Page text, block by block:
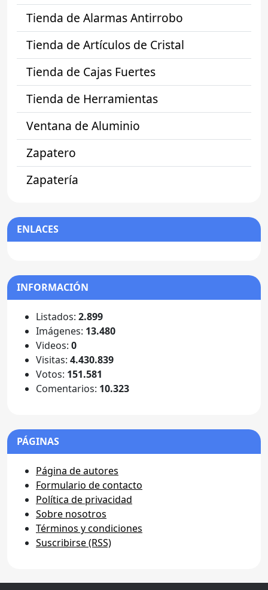
Tienda de Alarmas Antirrobo
Tienda de Artículos de Cristal
Tienda de Cajas Fuertes
Tienda de Herramientas
Ventana de Aluminio
Zapatero
Zapatería
ENLACES
INFORMACIÓN
Listados: 2.899
Imágenes: 13.480
Videos: 0
Visitas: 4.430.839
Votos: 151.581
Comentarios: 10.323
PÁGINAS
Página de autores
Formulario de contacto
Política de privacidad
Sobre nosotros
Términos y condiciones
Suscribirse (RSS)